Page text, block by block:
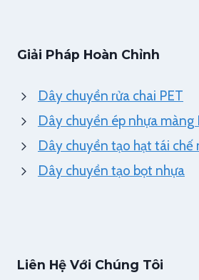
Giải Pháp Hoàn Chỉnh
Dây chuyền rửa chai PET
Dây chuyền ép nhựa màng
Dây chuyền tạo hạt tái chế
Dây chuyền tạo bọt nhựa
Liên Hệ Với Chúng Tôi